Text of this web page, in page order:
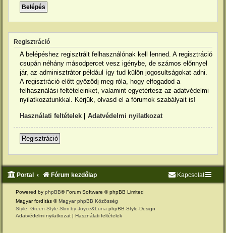
Regisztráció
A belépéshez regisztrált felhasználónak kell lenned. A regisztráció
csupán néhány másodpercet vesz igénybe, de számos előnnyel
jár, az adminisztrátor például így tud külön jogosultságokat adni.
A regisztráció előtt győződj meg róla, hogy elfogadod a
felhasználási feltételeinket, valamint egyetértesz az adatvédelmi
nyilatkozatunkkal. Kérjük, olvasd el a fórumok szabályait is!
Használati feltételek | Adatvédelmi nyilatkozat
Regisztráció
Portal Fórum kezdőlap Kapcsolat
Powered by phpBB® Forum Software © phpBB Limited
Magyar fordítás ©Magyar phpBB Közösség
Style: Green-Style-Slim by Joyce&Luna phpBB-Style-Design
Adatvédelmi nyilatkozat | Használati feltételek